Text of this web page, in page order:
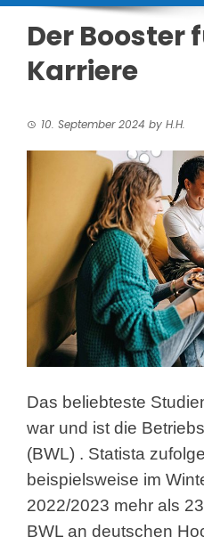
Der Booster
Karriere
10. September 2024 by H.H.
Das beliebteste
war und ist die
(BWL) . Statista
beispielsweise im
2022/2023 mehr als
BWL an deutschen